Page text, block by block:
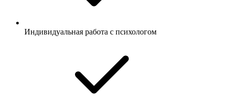
Индивидуальная работа с психологом